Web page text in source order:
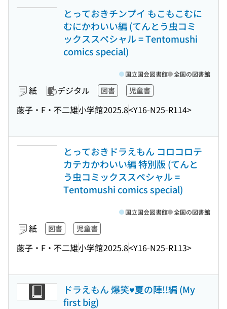
とっておきチンプイ もこもこむに
むにかわいい編 (てんとう虫コミ
ックススペシャル = Tentomushi
comics special)
紙 デジタル 図書 児童書
藤子・F・不二雄小学館2025.8<Y16-N25-R114>
国立国会図書館 全国の図書館
とっておきドラえもん コロコロテ
カテカかわいい編 特別版 (てんと
う虫コミックススペシャル =
Tentomushi comics special)
紙 図書 児童書
藤子・F・不二雄小学館2025.8<Y16-N25-R113>
国立国会図書館 全国の図書館
ドラえもん 爆笑♥夏の陣!!編 (My
first big)